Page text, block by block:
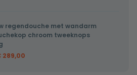
regendouche met wandarm
chroom tweeknops
289,00